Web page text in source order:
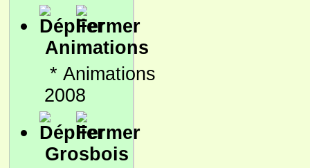
Animations
* Animations
2008
Grosbois